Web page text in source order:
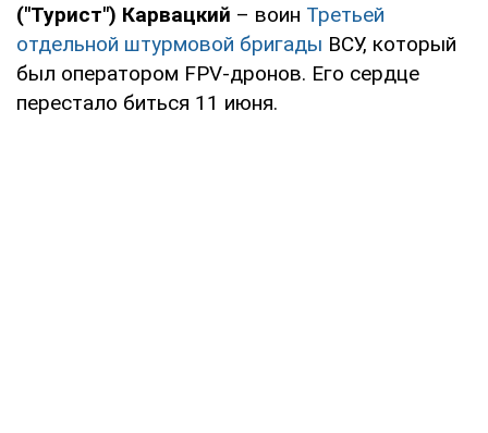
("Турист") Карвацкий – воин Третьей
отдельной штурмовой бригады ВСУ, который
был оператором FPV-дронов. Его сердце
перестало биться 11 июня.